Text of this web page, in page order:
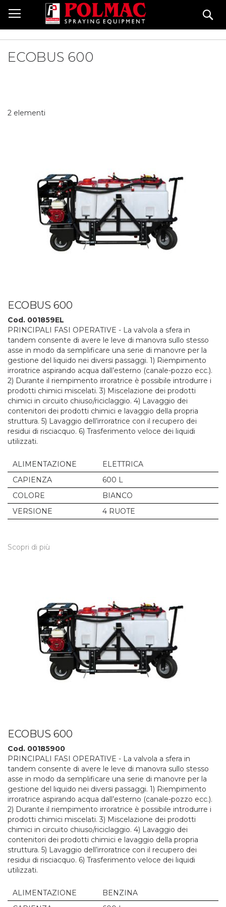
Salta
al
contenuto
ECOBUS 600
2 elementi
ECOBUS 600
Cod. 001859EL
PRINCIPALI FASI OPERATIVE - La valvola a sfera in
tandem consente di avere le leve di manovra sullo stesso
asse in modo da semplificare una serie di manovre per la
gestione del liquido nei diversi passaggi. 1) Riempimento
irroratrice aspirando acqua dall’esterno (canale-pozzo ecc.).
2) Durante il riempimento irroratrice è possibile introdurre i
prodotti chimici miscelati. 3) Miscelazione dei prodotti
chimici in circuito chiuso/riciclaggio. 4) Lavaggio dei
contenitori dei prodotti chimici e lavaggio della propria
struttura. 5) Lavaggio dell’irroratrice con il recupero dei
residui di risciacquo. 6) Trasferimento veloce dei liquidi
utilizzati.
ALIMENTAZIONE
ELETTRICA
CAPIENZA
600 L
COLORE
BIANCO
VERSIONE
4 RUOTE
Scopri di più
ECOBUS 600
Cod. 00185900
PRINCIPALI FASI OPERATIVE - La valvola a sfera in
tandem consente di avere le leve di manovra sullo stesso
asse in modo da semplificare una serie di manovre per la
gestione del liquido nei diversi passaggi. 1) Riempimento
irroratrice aspirando acqua dall’esterno (canale-pozzo ecc.).
2) Durante il riempimento irroratrice è possibile introdurre i
prodotti chimici miscelati. 3) Miscelazione dei prodotti
chimici in circuito chiuso/riciclaggio. 4) Lavaggio dei
contenitori dei prodotti chimici e lavaggio della propria
struttura. 5) Lavaggio dell’irroratrice con il recupero dei
residui di risciacquo. 6) Trasferimento veloce dei liquidi
utilizzati.
ALIMENTAZIONE
BENZINA